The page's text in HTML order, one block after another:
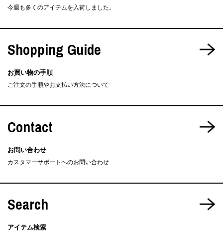
今週も多くのアイテムを入荷しました。
Shopping Guide
お買い物の手順
ご注文の手順やお支払い方法について
Contact
お問い合わせ
カスタマーサポートへのお問い合わせ
Search
アイテム検索